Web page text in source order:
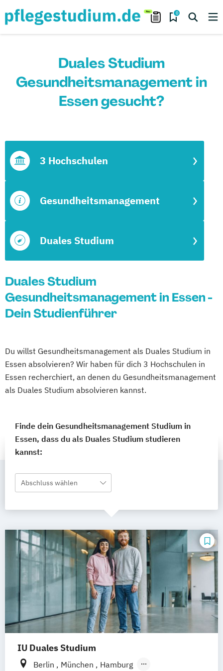
0
Duales Studium
Gesundheitsmanagement in
Essen gesucht?
Duales Studium
Gesundheitsmanagement
3 Hochschulen
Duales Studium
Gesundheitsmanagement in Essen -
Dein Studienführer
Du willst Gesundheitsmanagement als Duales Studium in
Essen absolvieren? Wir haben für dich 3 Hochschulen in
Essen recherchiert, an denen du Gesundheitsmanagement
als Duales Studium absolvieren kannst.
Finde dein Gesundheitsmanagement Studium in
Essen, dass du als Duales Studium studieren
kannst:
Abschluss wählen
IU Duales Studium
Berlin München
Hamburg